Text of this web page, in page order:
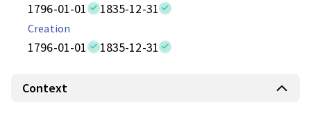
1796-01-01 1835-12-31
Creation
1796-01-01 1835-12-31
Context